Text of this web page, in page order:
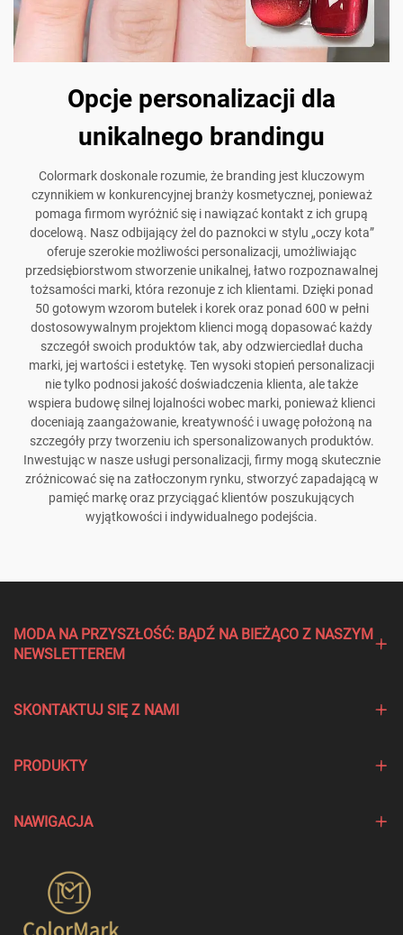
Opcje personalizacji dla
unikalnego brandingu
Colormark doskonale rozumie, że branding jest kluczowym
czynnikiem w konkurencyjnej branży kosmetycznej, ponieważ
pomaga firmom wyróżnić się i nawiązać kontakt z ich grupą
docelową. Nasz odbijający żel do paznokci w stylu „oczy kota”
oferuje szerokie możliwości personalizacji, umożliwiając
przedsiębiorstwom stworzenie unikalnej, łatwo rozpoznawalnej
tożsamości marki, która rezonuje z ich klientami. Dzięki ponad
50 gotowym wzorom butelek i korek oraz ponad 600 w pełni
dostosowywalnym projektom klienci mogą dopasować każdy
szczegół swoich produktów tak, aby odzwierciedlał ducha
marki, jej wartości i estetykę. Ten wysoki stopień personalizacji
nie tylko podnosi jakość doświadczenia klienta, ale także
wspiera budowę silnej lojalności wobec marki, ponieważ klienci
doceniają zaangażowanie, kreatywność i uwagę położoną na
szczegóły przy tworzeniu ich spersonalizowanych produktów.
Inwestując w nasze usługi personalizacji, firmy mogą skutecznie
zróżnicować się na zatłoczonym rynku, stworzyć zapadającą w
pamięć markę oraz przyciągać klientów poszukujących
wyjątkowości i indywidualnego podejścia.
MODA NA PRZYSZŁOŚĆ: BĄDŹ NA BIEŻĄCO Z NASZYM
NEWSLETTEREM
SKONTAKTUJ SIĘ Z NAMI
PRODUKTY
NAWIGACJA